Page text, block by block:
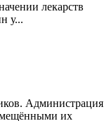
лекарств
у...
Администрация
их